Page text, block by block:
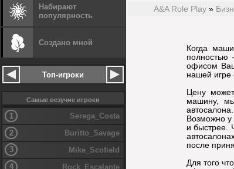
Шаг 1 Установите игру Шаг
A&A Role Play »
Когда
полностью
офисом
нашей игре
Цену
машину, мы
Возможно у
и быстрее.
после
Для того
Набирают
популярность
Создано мной
Топ-игроки
Самые везучие игроки
1
Serega_Costa
2
Buritto_Savage
3
Mike_Scofield
4
Rock_Escalante